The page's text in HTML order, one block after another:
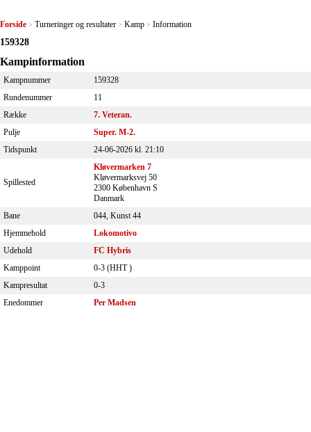
Forside > Turneringer og resultater > Kamp > Information
159328
Kampinformation
Kampnummer
159328
Rundenummer
11
Række
7. Veteran.
Pulje
Super. M-2.
Tidspunkt
24-06-2026 kl. 21:10
Spillested
Kløvermarken 7
Kløvermarksvej 50
2300 København S
Danmark
Bane
044, Kunst 44
Hjemmehold
Lokomotivo
Udehold
FC Hybris
Kamppoint
0-3 (HHT)
Kampresultat
0-3
Enedommer
Per Madsen